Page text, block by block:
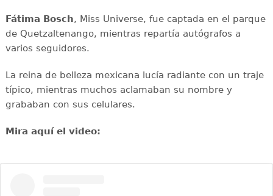
Fátima Bosch, Miss Universe, fue captada en el parque
de Quetzaltenango, mientras repartía autógrafos a
varios seguidores.
La reina de belleza mexicana lucía radiante con un traje
típico, mientras muchos aclamaban su nombre y
grababan con sus celulares.
Mira aquí el video: